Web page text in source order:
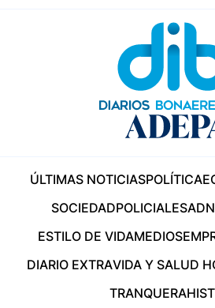
ÚLTIMAS NOTICIASPOLÍTICA
SOCIEDADPOLICIALES
ESTILO DE VIDAMEDIOS
DIARIO EXTRAVIDA Y SALUD
TRANQUERA